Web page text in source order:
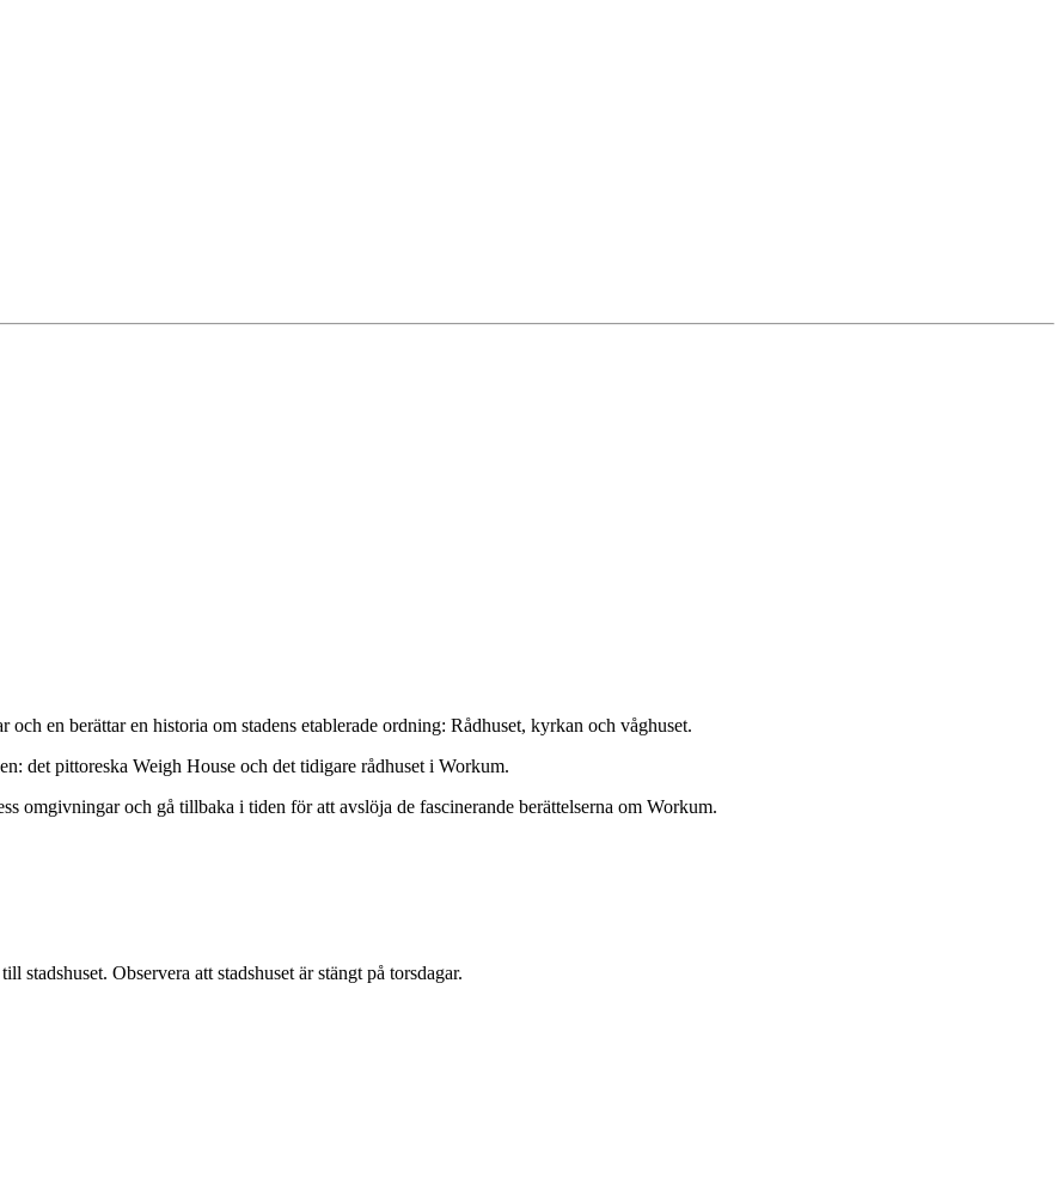
en berättar en historia om stadens etablerade ordning: Rådhuset, kyrkan och våghuset.
det pittoreska Weigh House och det tidigare rådhuset i Workum.
omgivningar och gå tillbaka i tiden för att avslöja de fascinerande berättelserna om Workum.
Observera att stadshuset är stängt på torsdagar.